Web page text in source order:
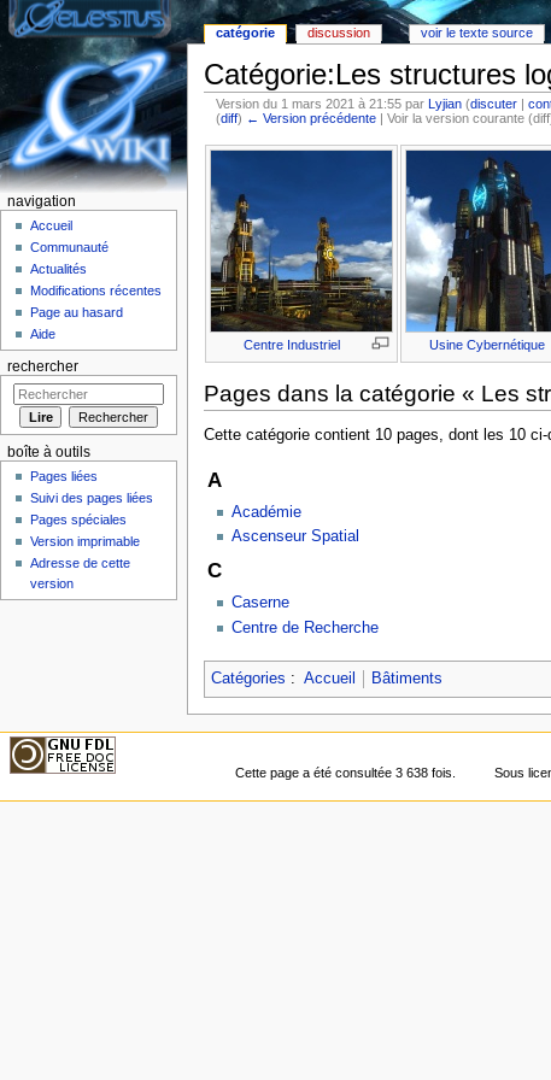
Catégorie:Les structures
Version du 1 mars 2021 à 21:55 parLyjian (discuter |
(diff) ← Version précédente | Voir la version courante
Centre Industriel Usine Cybernétique
Pages dans la catégorie « Les
Cette catégorie contient 10 pages, dont les 10 ci-
A
Académie
Ascenseur Spatial
C
Caserne
Centre de Recherche
Catégories : Accueil Bâtiments
catégorie discussion voir le texte source
navigation
Accueil
Communauté
Actualités
Modifications récentes
Page au hasard
Aide
rechercher
boîte à outils
Pages liées
Suivi des pages liées
Pages spéciales
Version imprimable
Adresse de cette
version
Cette page a été consultée 3 638 fois.
Sous